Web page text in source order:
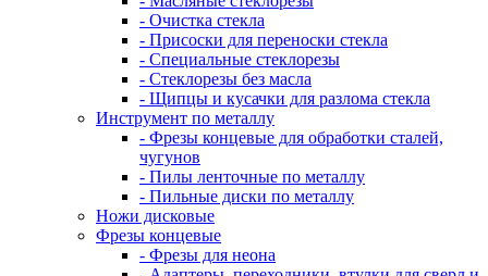
- Очистка стекла
- Присоски для переноски стекла
- Специальные стеклорезы
- Стеклорезы без масла
- Щипцы и кусачки для разлома стекла
Инструмент по металлу
- Фрезы концевые для обработки сталей,
чугунов
- Пилы ленточные по металлу
- Пильные диски по металлу
Ножи дисковые
Фрезы концевые
- Фрезы для неона